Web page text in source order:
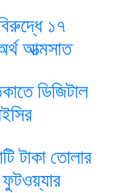
বিরুদ্ধে ১৭
আত্মসাত
ডিজিটাল
টাকা তোলার